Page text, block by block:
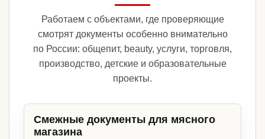
Работаем с объектами, где проверяющие
смотрят документы особенно внимательно
по России: общепит, beauty, услуги, торговля,
производство, детские и образовательные
проекты.
Смежные документы для мясного
магазина